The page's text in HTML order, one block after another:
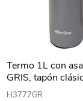
Termo 1L con
GRIS, tapón
antideslizante,
H3777GR